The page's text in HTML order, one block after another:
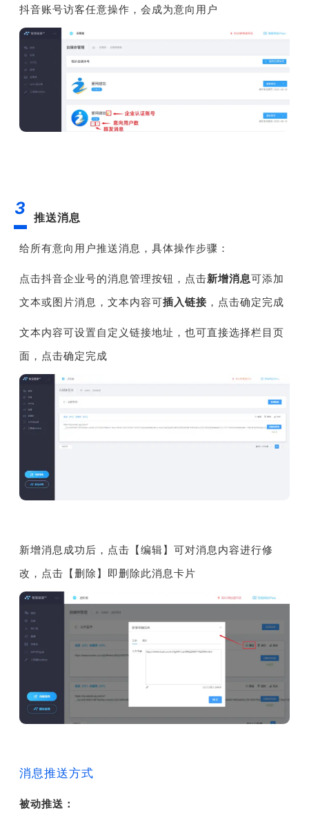
抖音账号访客任意操作，会成为意向用户
3 推送消息
给所有意向用户推送消息，具体操作步骤：
点击抖音企业号的消息管理按钮，点击新增消息可添加
文本或图片消息，文本内容可插入链接 ，点击确定完成
文本内容可设置自定义链接地址，也可直接选择栏目页
面，点击确定完成
新增消息成功后，点击【编辑】可对消息内容进行修
改，点击【删除】即删除此消息卡片
消息推送方式
被动推送：